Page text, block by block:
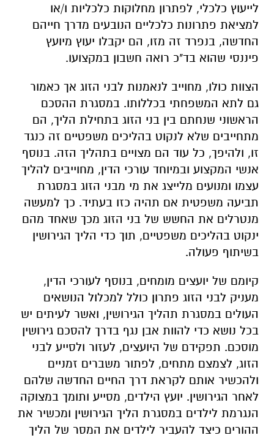
לייעוץ כלכלי, לפתרון מחלוקות כלכליות ו/או
למציאת פתרונות כלכליים הנובעים מדרך חייהם
החדשה, בנפרד זה מזו, הם יקבלו יעוץ מיועץ
פיננסי שהוא בד"כ רואה חשבון במקצועו.
הצוות כולו, מחוייב לנאמנות לבני הזוג אך כאמור
גם לתא המשפחתי בכללותו. במסגרת ההסכם
הראשוני שנחתם בין בני הזוג בתחילת הליך, הם
מתחייבים שלא לנקוט בהליכים משפטיים זה כנגד
זו, ולהיפך, כל עוד הם מצויים בתהליך הזה. בנוסף
אנשי המקצוע ובמיוחד עורכי הדין, מחוייבים להליך
עצמו ומנועים מלייצג את מי מבני הזוג במסגרת
תביעה משפטית אם תהיה כזו בעתיד. כך למעשה
מנטרלים את החשש של בני הזוג מכך שאחד מהם
ינקוט בהליכים משפטיים, תוך כדי הליך הגירושין
בשיתוף פעולה.
קיומם של יועצים מומחים, בנוסף לעורכי הדין,
מעניק לבני הזוג פתרון כולל למכלול הנושאים
העולים במסגרת תהליך הגירושין, ואשר לעיתים יש
בכל נושא כדי להוות אבן נגף בדרך להסכם גירושין
מוסכם. תפקידם של היועצים, לעזור ולסייע לבני
הזוג, לצמצם מתחים, לפתור משברים זמניים
ולהכשיר אותם לקראת דרך החיים החדשה שלהם
לאחר הגירושין. יועץ הילדים, מסייע ותומך במצוקה
הנגרמת לילדים במסגרת הליך הגירושין ומכשיר את
ההורים כיצד להעביר לילדים את המסר של הליך